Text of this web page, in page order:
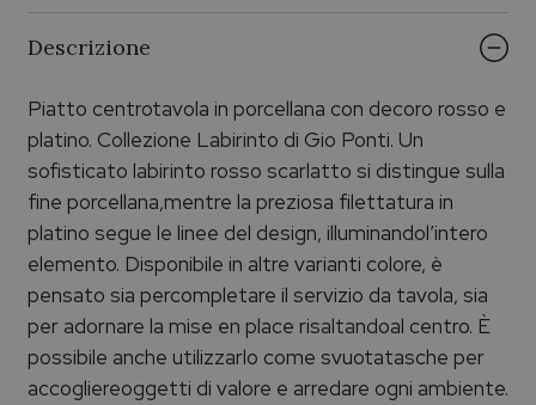
Descrizione
Piatto centrotavola in porcellana con decoro rosso e
platino. Collezione Labirinto di Gio Ponti. Un
sofisticato labirinto rosso scarlatto si distingue sulla
fine porcellana,mentre la preziosa filettatura in
platino segue le linee del design, illuminandol’intero
elemento. Disponibile in altre varianti colore, è
pensato sia percompletare il servizio da tavola, sia
per adornare la mise en place risaltandoal centro. È
possibile anche utilizzarlo come svuotatasche per
accogliereoggetti di valore e arredare ogni ambiente.